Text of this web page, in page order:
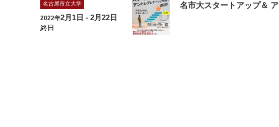
名古屋市立大学
2022年2月1日 - 2月22日
終日
名市大スタートアップ＆